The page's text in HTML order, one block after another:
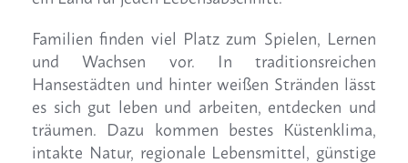
Familien finden viel Platz zum Spielen, Lernen
und Wachsen vor. In traditionsreichen
Hansestädten und hinter weißen Stränden lässt
es sich gut leben und arbeiten, entdecken und
träumen. Dazu kommen bestes Küstenklima,
intakte Natur, regionale Lebensmittel, günstige